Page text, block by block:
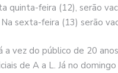
quinta-feira (12), serão
sexta-feira (13) serão
a vez do público de 20
de A a L. Já no